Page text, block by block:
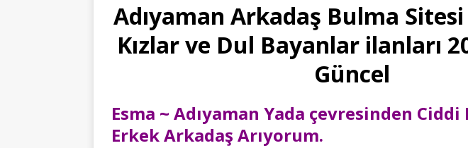
Adıyaman Arkadaş Bulma
Kızlar ve Dul Bayanlar ilanları
Güncel
Esma ~ Adıyaman Yada çevresinden Ciddi
Erkek Arkadaş Arıyorum.